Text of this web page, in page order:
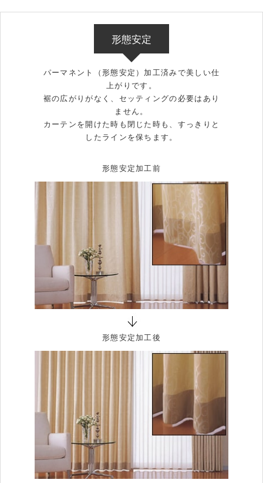
形態安定
パーマネント（形態安定）加工済みで美しい仕
上がりです。
裾の広がりがなく、セッティングの必要はあり
ません。
カーテンを開けた時も閉じた時も、すっきりと
したラインを保ちます。
形態安定加工前
形態安定加工後